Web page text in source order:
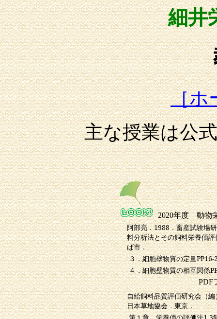
細井
［ホ
主な授業は公
2020年度 動物
阿部亮．1988．畜産試験場
料分析法とその飼料栄養価
ば市．
３．細胞壁物質の定量PP16-
４．細胞壁物質の相互関係
PDF
自給飼料品質評価研究会（編
日本草地協会．東京．